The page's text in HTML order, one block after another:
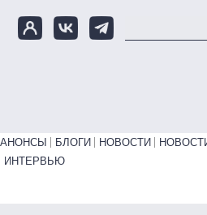
Primary links bottom
АНОНСЫ БЛОГИ НОВОСТИ
ИНТЕРВЬЮ